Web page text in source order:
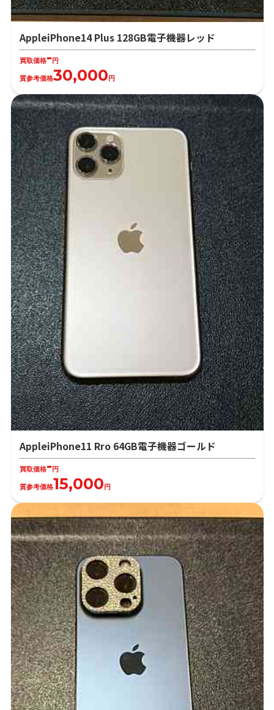
AppleiPhone14 Plus 128GB電子機器レッド
買取価格-円
質参考価格30,000円
AppleiPhone11 Rro 64GB電子機器ゴールド
買取価格- 円
質参考価格15,000 円